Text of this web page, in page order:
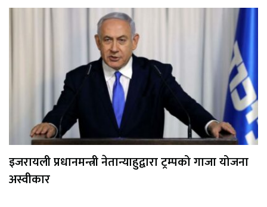
इजरायली प्रधानमन्त्री नेतान्याहुद्वारा ट्रम्पको गाजा योजना
अस्वीकार